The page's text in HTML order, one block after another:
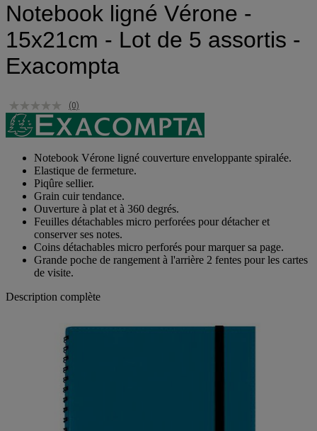
Notebook ligné Vérone -
15x21cm - Lot de 5 assortis -
Exacompta
(0)
Notebook Vérone ligné couverture enveloppante spiralée.
Elastique de fermeture.
Piqûre sellier.
Grain cuir tendance.
Ouverture à plat et à 360 degrés.
Feuilles détachables micro perforées pour détacher et
conserver ses notes.
Coins détachables micro perforés pour marquer sa page.
Grande poche de rangement à l'arrière 2 fentes pour les cartes
de visite.
Description complète